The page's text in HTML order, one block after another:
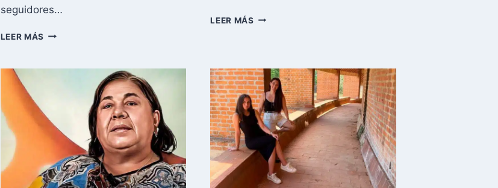
seguidores…
LEER MÁS LA
CUBANA
DE
JUDITH
PORTO,
PIONERA
DEL
RAP
LEER MÁS LA
CARLOS
MASSOLA:
SIETE
HORAS
DE
AGONÍA
REVELAN
LA
CRISIS
FUNERARIA